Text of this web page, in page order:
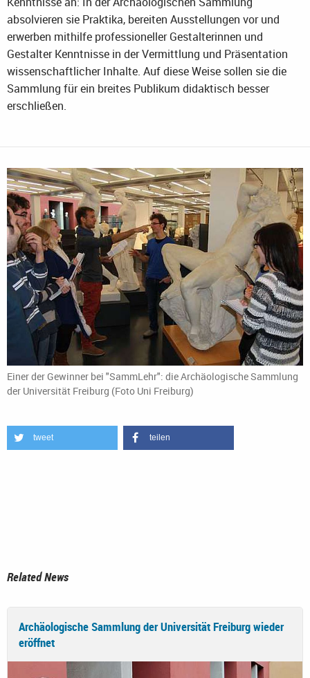
absolvieren sie Praktika, bereiten Ausstellungen vor und
erwerben mithilfe professioneller Gestalterinnen und
Gestalter Kenntnisse in der Vermittlung und Präsentation
wissenschaftlicher Inhalte. Auf diese Weise sollen sie die
Sammlung für ein breites Publikum didaktisch besser
erschließen.
Einer der Gewinner bei "SammLehr": die Archäologische Sammlung
der Universität Freiburg (Foto Uni Freiburg)
tweet teilen
Related News
Archäologische Sammlung der Universität Freiburg wieder
eröffnet